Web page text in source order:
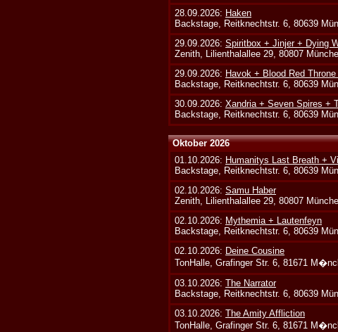
28.09.2026: Haken
Backstage, Reitknechtstr. 6, 80639
29.09.2026:Spiritbox + Jinjer + Dying
Zenith, Lilienthalallee 29, 80807
29.09.2026: Havok + Blood Red
Backstage, Reitknechtstr. 6, 80639
30.09.2026:Xandria + Seven Spires +
Backstage, Reitknechtstr. 6, 80639
Oktober 2026
01.10.2026: Humanitys Last Breath +
Backstage, Reitknechtstr. 6, 80639
02.10.2026:Samu Haber
Zenith, Lilienthalallee 29, 80807
02.10.2026: Mythemia + Lautenfeyn
Backstage, Reitknechtstr. 6, 80639
02.10.2026: Deine Cousine
TonHalle, Grafinger Str. 6, 81671
03.10.2026:The Narrator
Backstage, Reitknechtstr. 6, 80639
03.10.2026:The Amity Affliction
TonHalle, Grafinger Str. 6, 81671